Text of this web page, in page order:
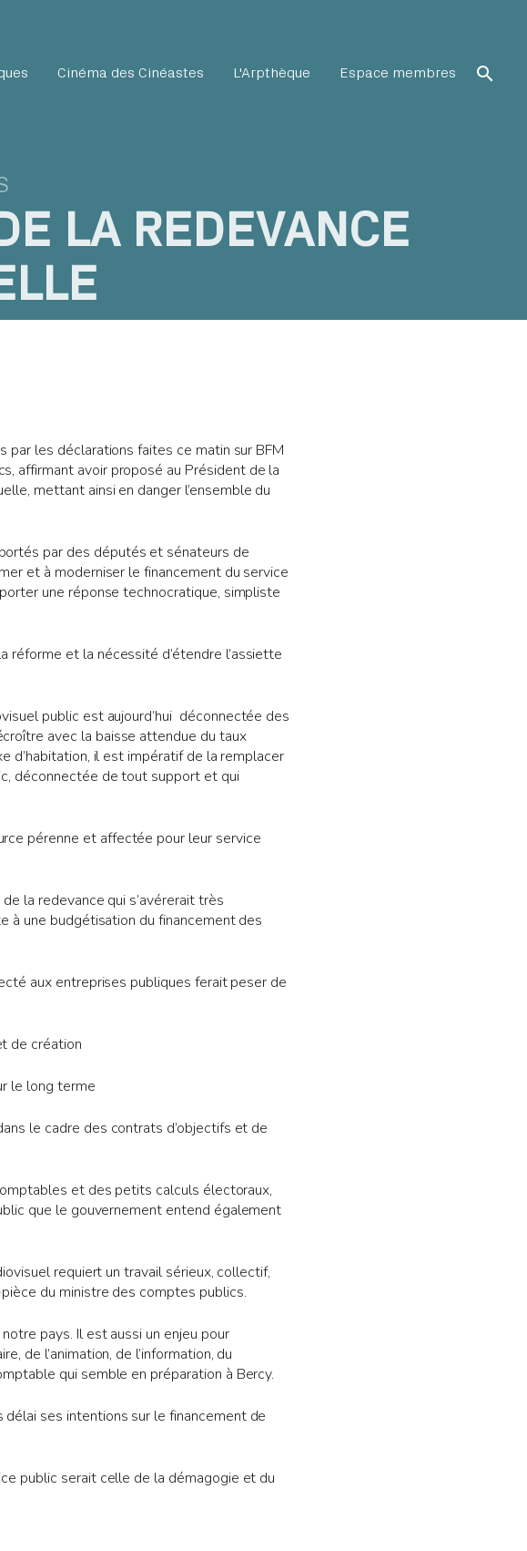
Cinéma des Cinéastes L'Arpthèque Espace membres search
LA REDEVANCE
par les déclarations faites ce matin sur BFM
affirmant avoir proposé au Président de la
mettant ainsi en danger l’ensemble du
par des députés et sénateurs de
et à moderniser le financement du service
une réponse technocratique, simpliste
réforme et la nécessité d’étendre l’assiette
public est aujourd’hui déconnectée des
avec la baisse attendue du taux
d’habitation, il est impératif de la remplacer
déconnectée de tout support et qui
pérenne et affectée pour leur service
la redevance qui s’avérerait très
à une budgétisation du financement des
aux entreprises publiques ferait peser de
de création
le long terme
le cadre des contrats d’objectifs et de
et des petits calculs électoraux,
que le gouvernement entend également
requiert un travail sérieux, collectif,
du ministre des comptes publics.
pays. Il est aussi un enjeu pour
de l’animation, de l’information, du
qui semble en préparation à Bercy.
ses intentions sur le financement de
public serait celle de la démagogie et du